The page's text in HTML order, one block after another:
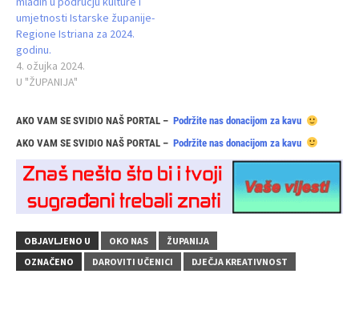
umjetnosti Istarske županije-
Regione Istriana za 2024.
godinu.
4. ožujka 2024.
U "ŽUPANIJA"
AKO VAM SE SVIDIO NAŠ PORTAL – Podržite nas donacijom za kavu
AKO VAM SE SVIDIO NAŠ PORTAL – Podržite nas donacijom za kavu
OBJAVLJENO U OKO NAS
ŽUPANIJA
OZNAČENO
DAROVITI UČENICI DJEČJA KREATIVNOST